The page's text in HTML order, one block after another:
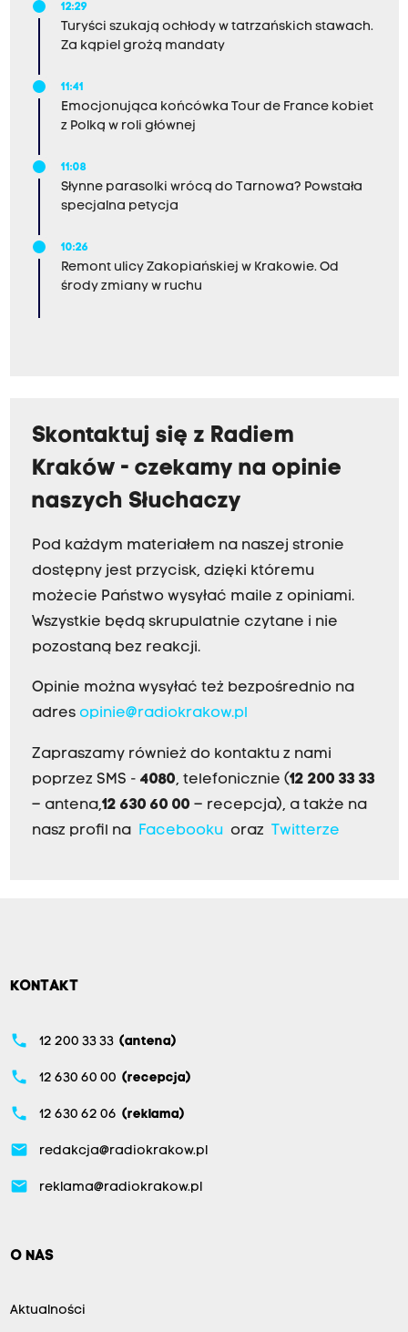
12:29
Turyści szukają ochłody w tatrzańskich stawach.
Za kąpiel grożą mandaty
11:41
Emocjonująca końcówka Tour de France kobiet
z Polką w roli głównej
11:08
Słynne parasolki wrócą do Tarnowa? Powstała
specjalna petycja
10:26
Remont ulicy Zakopiańskiej w Krakowie. Od
środy zmiany w ruchu
Skontaktuj się z Radiem
Kraków - czekamy na opinie
naszych Słuchaczy
Pod każdym materiałem na naszej stronie
dostępny jest przycisk, dzięki któremu
możecie Państwo wysyłać maile z opiniami.
Wszystkie będą skrupulatnie czytane i nie
pozostaną bez reakcji.
Opinie można wysyłać też bezpośrednio na
adres opinie@radiokrakow.pl
Zapraszamy również do kontaktu z nami
poprzez SMS - 4080, telefonicznie (12 200 33 33
– antena,12 630 60 00 – recepcja), a także na
nasz profil na
Facebookuoraz Twitterze
KONTAKT
phone 12 200 33 33 (antena)
phone 12 630 60 00 (recepcja)
phone 12 630 62 06 (reklama)
email redakcja@radiokrakow.pl
email reklama@radiokrakow.pl
O NAS
Aktualności